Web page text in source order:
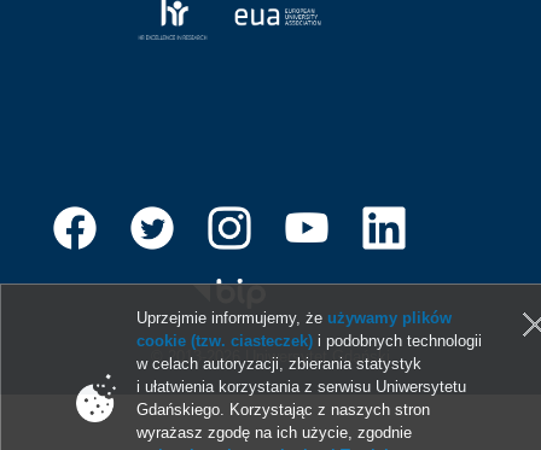
© 2013-2026 Uniwersytet Gdański
Uprzejmie informujemy, że używamy plików
cookie (tzw. ciasteczek) i podobnych technologii
w celach autoryzacji, zbierania statystyk
i ułatwienia korzystania z serwisu Uniwersytetu
Gdańskiego. Korzystając z naszych stron
wyrażasz zgodę na ich użycie, zgodnie